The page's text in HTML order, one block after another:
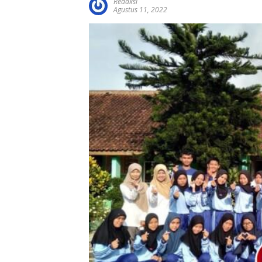
Agustus 11, 2022